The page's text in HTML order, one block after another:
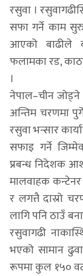
रसुवा ।
सफा गर्ने काम
आएको बाढीले
फलामका रड,
।
नेपाल–चीन जोड्ने
अन्तिम चरणमा
रसुवा भन्सार
सफाइ गर्ने
प्रबन्ध निदेशक
मालवाहक
र लगत्तै दास्रो
लागि पनि ठाउँ
रसुवागढी
भएको सामान
रूपमा कुल १५०